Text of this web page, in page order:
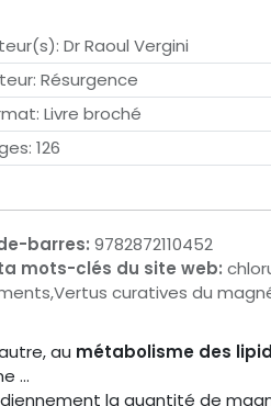
: Dr Raoul Vergini
: Résurgence
: Livre broché
: 126
barres: 9782872110452
mots-clés du site web:
curatives du
au métabolisme des
...
la quantité de